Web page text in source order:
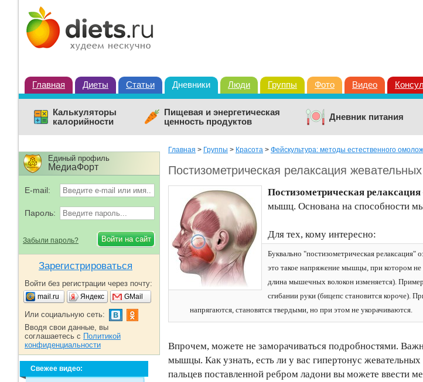
Главная Диеты Статьи Дневники Люди Группы Фото Видео
Калькуляторы
калорийности
Пищевая и энергетическая
ценность продуктов
Дневник питания
Главная > Группы > Красота > Фейскультура: методы естественного
Постизометрическая релаксация
Постизометрическая релаксация
мышц. Основана на способности
Для тех, кому интересно:
Буквально "постизометрическая релаксация"
это такое напряжение мышцы, при котором
длина мышечных волокон изменяется).
сгибании руки (бицепс становится короче).
напрягаются, становятся твердыми, но при этом не укорачиваются.
Впрочем, можете не заморачиваться подробностями.
мышцы. Как узнать, есть ли у вас гипертонус
пальцев поставленной ребром ладони вы можете
Единый профиль
МедиаФорт
E-mail:
Пароль:
Забыли пароль?
Зарегистрироваться
Войти без регистрации через почту:
mail.ru Яндекс GMail
Или социальную сеть:
Вводя свои данные, вы
соглашаетесь с Политикой
конфиденциальности
Свежее видео: